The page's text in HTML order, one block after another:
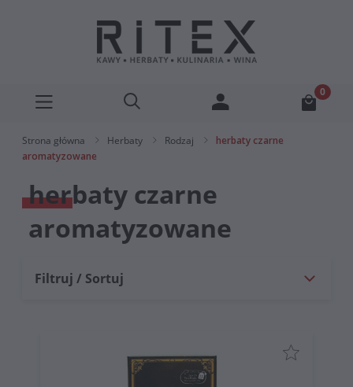
Strona główna Herbaty Rodzaj
herbaty czarne
aromatyzowane
herbaty czarne
aromatyzowane
Filtruj / Sortuj